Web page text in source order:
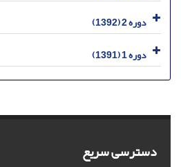
دوره 2 (1392)
دوره 1 (1391)
دسترسی سریع